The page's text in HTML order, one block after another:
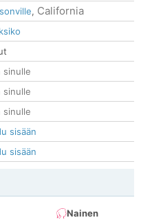
, California
sinulle
sinulle
sinulle
sisään
sisään
Nainen